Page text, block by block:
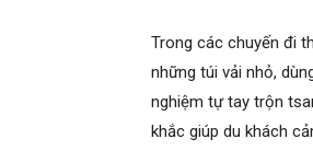
Trong các chuyến đi
những túi vải nhỏ,
nghiệm tự tay trộn
khắc giúp du khách